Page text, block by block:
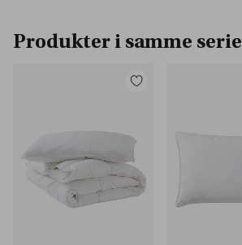
Produkter i samme serie
Tilføj